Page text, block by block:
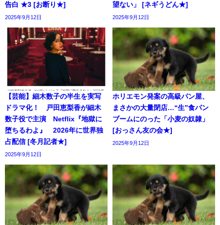
告白 ★3 [お断り★]
2025年9月12日
望ない」 [ネギうどん★]
2025年9月12日
【芸能】細木数子の半生を実写
ドラマ化！ 戸田恵梨香が細木
数子役で主演 Netflix『地獄に
堕ちるわよ』 2026年に世界独
占配信 [冬月記者★]
2025年9月12日
ホリエモン発案の高級パン屋、
まさかの大量閉店…“生”食パン
ブームにのった「小麦の奴隷」
[おっさん友の会★]
2025年9月12日